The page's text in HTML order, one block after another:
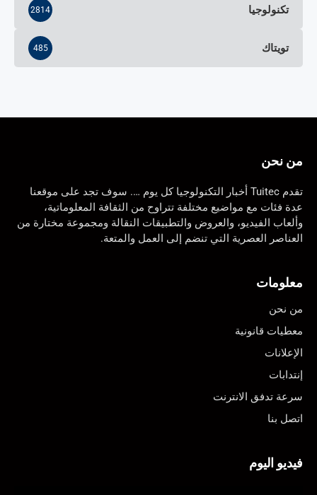
تكنولوجيا 2814
تويتاك 485
من نحن
تقدم Tuitec أخبار التكنولوجيا كل يوم …. سوف تجد على موقعنا
عدة فئات مع مواضيع مختلفة تتراوح من الثقافة المعلوماتية،
وألعاب الفيديو، والعروض والتطبيقات النقالة ومجموعة مختارة من
العناصر العصرية التي تنضم إلى العمل والمتعة.
معلومات
من نحن
معطيات قانونية
الإعلانات
إنتدابات
سرعة تدفق الانترنت
اتصل بنا
فيديو اليوم